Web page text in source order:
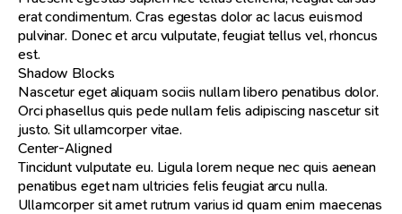
erat condimentum. Cras egestas dolor ac lacus euismod
pulvinar. Donec et arcu vulputate, feugiat tellus vel, rhoncus
est.
Shadow Blocks
Nascetur eget aliquam sociis nullam libero penatibus dolor.
Orci phasellus quis pede nullam felis adipiscing nascetur sit
justo. Sit ullamcorper vitae.
Center-Aligned
Tincidunt vulputate eu. Ligula lorem neque nec quis aenean
penatibus eget nam ultricies felis feugiat arcu nulla.
Ullamcorper sit amet rutrum varius id quam enim maecenas